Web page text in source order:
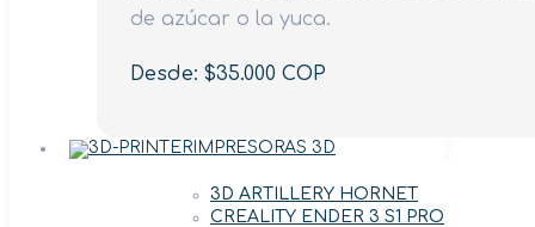
de azúcar o la yuca.
Desde: $35.000 COP
IMPRESORAS 3D
3D ARTILLERY HORNET
CREALITY ENDER 3 S1 PRO